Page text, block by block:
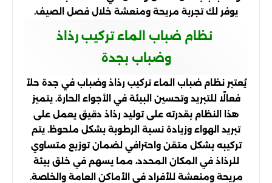
يوفر لك تجربة مريحة ومنعشة خلال فصل الصيف.
نظام ضباب الماء تركيب رذاذ
وضباب بجدة
يُعتبر نظام ضباب الماء تركيب رذاذ وضباب في جدة حلاً
فعالًا للتبريد وتحسين البيئة في الأجواء الحارة. يتميز
هذا النظام بقدرته على توليد رذاذ دقيق يعمل على
تبريد الهواء وزيادة نسبة الرطوبة بشكل ملحوظ. يتم
تركيبه بشكل متقن واحترافي لضمان توزيع متساوي
للرذاذ في المكان المحدد، مما يسهم في خلق بيئة
مريحة ومنعشة للأفراد في الأماكن العامة والخاصة.